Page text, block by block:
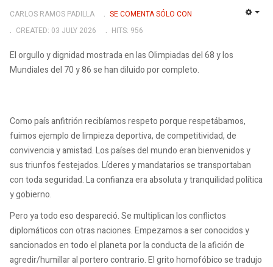
CARLOS RAMOS PADILLA
SE COMENTA SÓLO CON
CREATED: 03 JULY 2026
HITS: 956
El orgullo y dignidad mostrada en las Olimpiadas del 68 y los
Mundiales del 70 y 86 se han diluido por completo.
Como país anfitrión recibíamos respeto porque respetábamos,
fuimos ejemplo de limpieza deportiva, de competitividad, de
convivencia y amistad. Los países del mundo eran bienvenidos y
sus triunfos festejados. Líderes y mandatarios se transportaban
con toda seguridad. La confianza era absoluta y tranquilidad política
y gobierno.
Pero ya todo eso despareció. Se multiplican los conflictos
diplomáticos con otras naciones. Empezamos a ser conocidos y
sancionados en todo el planeta por la conducta de la afición de
agredir/humillar al portero contrario. El grito homofóbico se tradujo